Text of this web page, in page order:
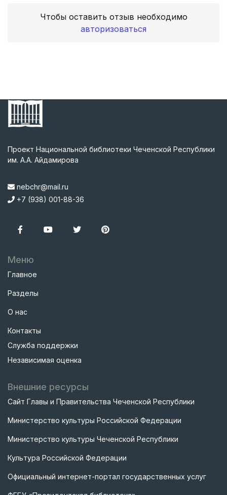
Чтобы оставить отзыв необходимо
авторизоваться
Проект Национальной библиотеки Чеченской Республики
им. А.А. Айдамирова
nebchr@mail.ru
+7 (938) 001-88-36
Меню
Главное
Разделы
О нас
Контакты
Служба поддержки
Независимая оценка
Внешние ресурсы
Сайт Главы и Правительства Чеченской Республики
Министерство культуры Российской Федерации
Министерство культуры Чеченской Республики
Культура Российской Федерации
Официальный интернет-портал государственных услуг